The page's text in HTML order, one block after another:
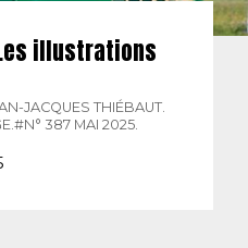
illustrations
JACQUES THIÉBAUT.
#N° 387 MAI 2025.